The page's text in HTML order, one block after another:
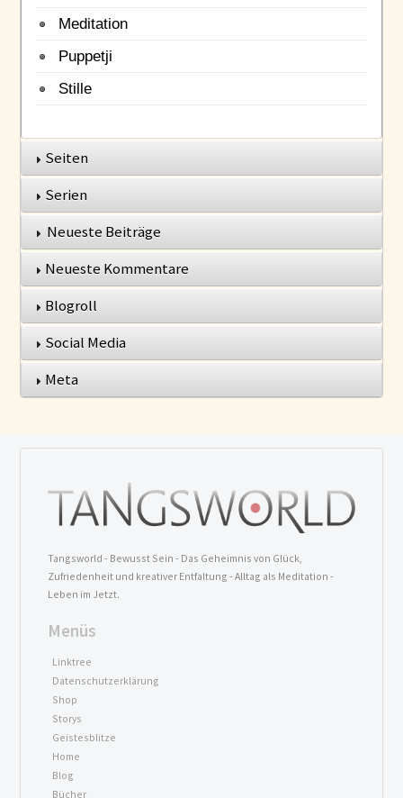
Meditation
Puppetji
Stille
Seiten
Serien
Neueste Beiträge
Neueste Kommentare
Blogroll
Social Media
Meta
Tangsworld - Bewusst Sein - Das Geheimnis von Glück,
Zufriedenheit und kreativer Entfaltung - Alltag als Meditation -
Leben im Jetzt.
Menüs
Linktree
Datenschutzerklärung
Shop
Storys
Geistesblitze
Home
Blog
Bücher